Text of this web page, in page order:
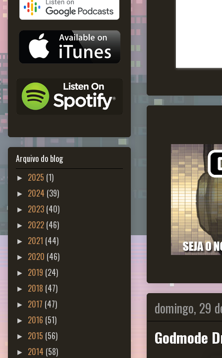
domingo, 29
Godmode
Arquivo do blog
► 2025 (1)
► 2024 (39)
► 2023 (40)
► 2022 (46)
► 2021 (44)
► 2020 (46)
► 2019 (24)
► 2018 (47)
► 2017 (47)
► 2016 (51)
► 2015 (56)
► 2014 (58)